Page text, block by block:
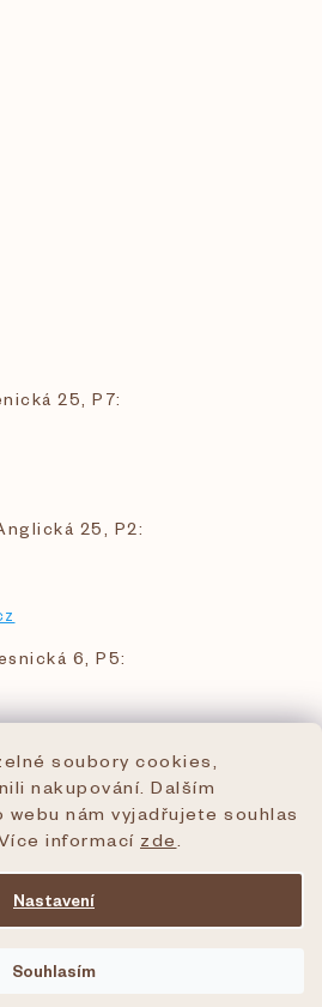
soubory cookies,
nakupování. Dalším
nám vyjadřujete souhlas
informací zde
Nastavení
Souhlasím
25, P7:
25, P2:
6, P5:
creammy.cz